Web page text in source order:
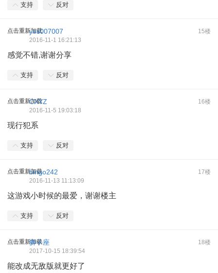
支持 反对
点击重新加载 15楼
yes007007
2016-11-1 16:21:13
感觉不错,谢谢分享
支持 反对
点击重新加载 16楼
CXYZ
2016-11-5 19:03:18
现行犯系
支持 反对
点击重新加载 17楼
bingo242
2016-11-13 11:13:09
这游戏小时候的最爱，谢谢楼主
支持 反对
点击重新加载 18楼
狮子座
2017-10-15 18:39:54
能改成无敌版就更好了